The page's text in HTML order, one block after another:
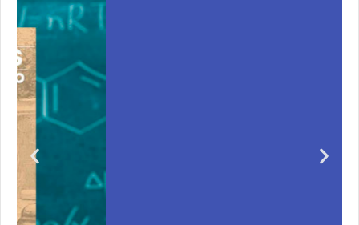
Notición!! Ya se puede adquirir nuestro segundo